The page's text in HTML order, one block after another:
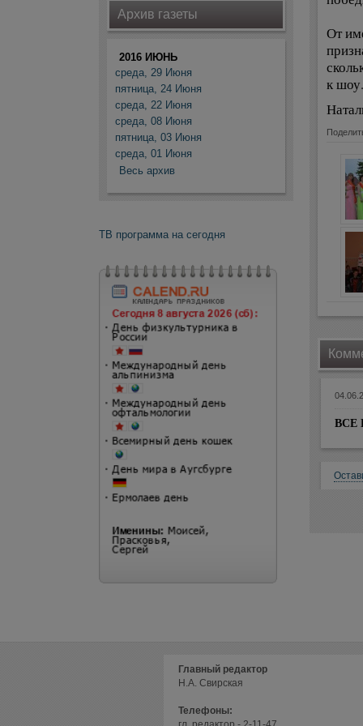
Архив газеты
2016 ИЮНЬ
среда, 29 Июня
пятница, 24 Июня
среда, 22 Июня
среда, 08 Июня
пятница, 03 Июня
среда, 01 Июня
Весь архив
ТВ программа на сегодня
От
к шоу.
ВСЕ
Главный редактор
Н.А. Свирская
Телефоны: